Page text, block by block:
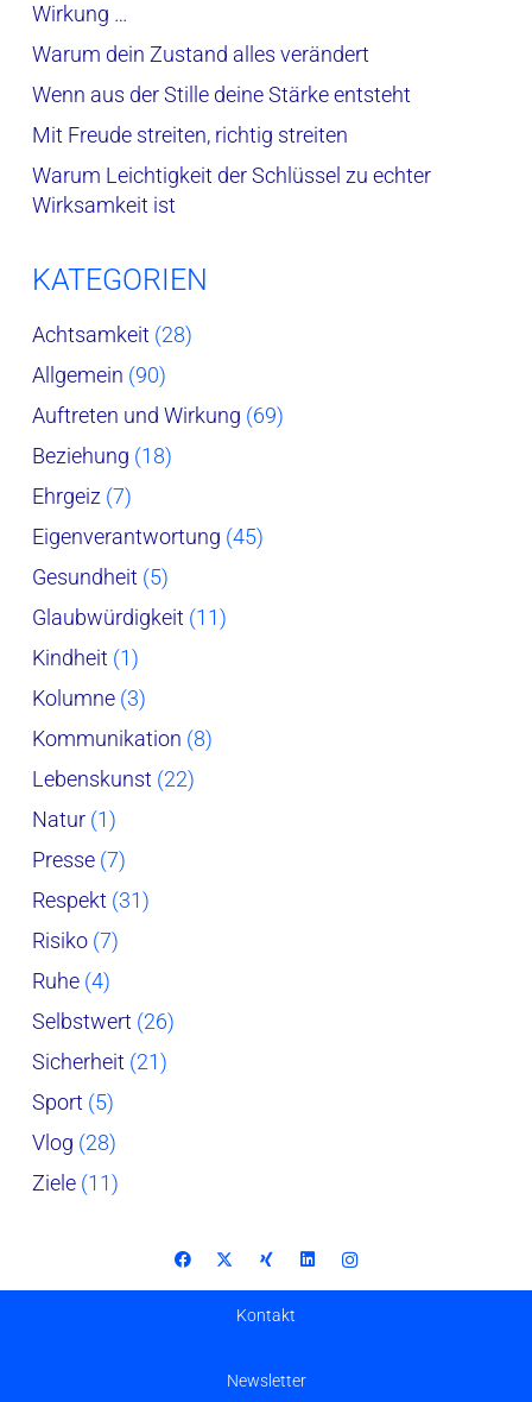
Wirkung …
Warum dein Zustand alles verändert
Wenn aus der Stille deine Stärke entsteht
Mit Freude streiten, richtig streiten
Warum Leichtigkeit der Schlüssel zu echter
Wirksamkeit ist
KATEGORIEN
Achtsamkeit (28)
Allgemein (90)
Auftreten und Wirkung (69)
Beziehung (18)
Ehrgeiz (7)
Eigenverantwortung (45)
Gesundheit (5)
Glaubwürdigkeit (11)
Kindheit (1)
Kolumne (3)
Kommunikation (8)
Lebenskunst (22)
Natur (1)
Presse (7)
Respekt (31)
Risiko (7)
Ruhe (4)
Selbstwert (26)
Sicherheit (21)
Sport (5)
Vlog (28)
Ziele (11)
Kontakt
Newsletter